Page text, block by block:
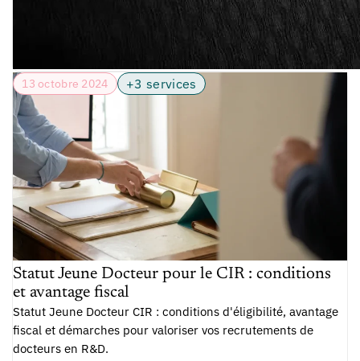
13 octobre 2024 +3 services
Statut Jeune Docteur pour le CIR : conditions
et avantage fiscal
Statut Jeune Docteur CIR : conditions d'éligibilité, avantage
fiscal et démarches pour valoriser vos recrutements de
docteurs en R&D.